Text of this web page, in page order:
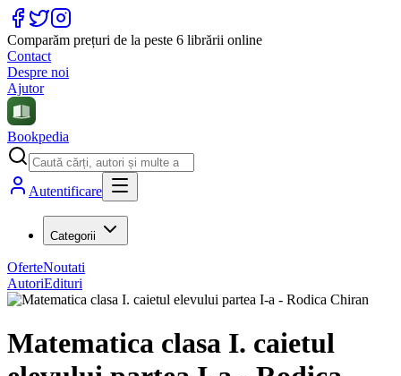
Comparăm prețuri de la peste 6 librării online
Contact
Despre noi
Ajutor
Bookpedia
Autentificare
Categorii
OferteNoutati
AutoriEdituri
Matematica clasa I. caietul